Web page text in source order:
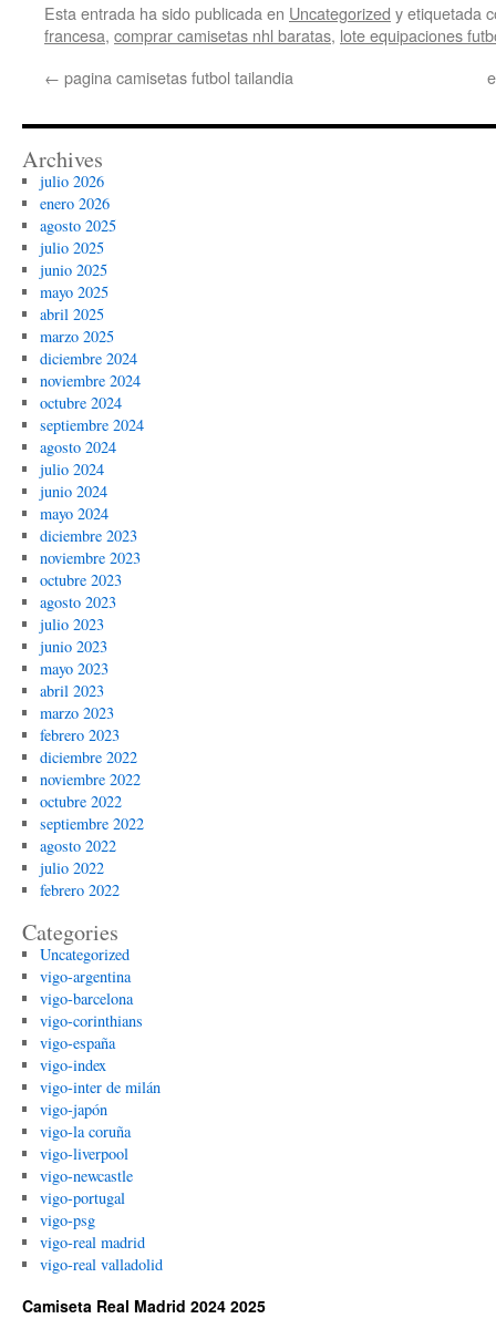
Esta entrada ha sido publicada en Uncategorized y etiquetada
francesa, comprar camisetas nhl baratas, lote equipaciones
← pagina camisetas futbol tailandia
Archives
julio 2026
enero 2026
agosto 2025
julio 2025
junio 2025
mayo 2025
abril 2025
marzo 2025
diciembre 2024
noviembre 2024
octubre 2024
septiembre 2024
agosto 2024
julio 2024
junio 2024
mayo 2024
diciembre 2023
noviembre 2023
octubre 2023
agosto 2023
julio 2023
junio 2023
mayo 2023
abril 2023
marzo 2023
febrero 2023
diciembre 2022
noviembre 2022
octubre 2022
septiembre 2022
agosto 2022
julio 2022
febrero 2022
Categories
Uncategorized
vigo-argentina
vigo-barcelona
vigo-corinthians
vigo-españa
vigo-index
vigo-inter de milán
vigo-japón
vigo-la coruña
vigo-liverpool
vigo-newcastle
vigo-portugal
vigo-psg
vigo-real madrid
vigo-real valladolid
Camiseta Real Madrid 2024 2025